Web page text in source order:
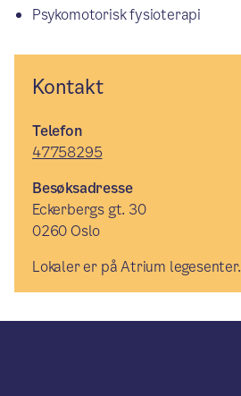
Psykomotorisk fysioterapi
Kontakt
Telefon
47758295
Besøksadresse
Eckerbergs gt. 30
0260 Oslo
Lokaler er på Atrium legesenter.